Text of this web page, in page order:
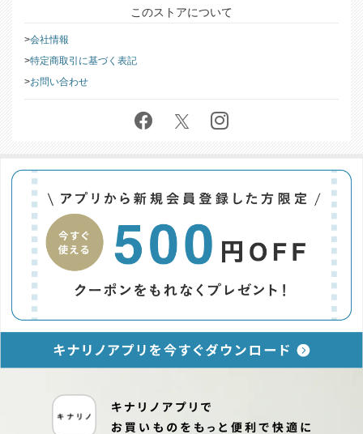
このストアについて
会社情報
特定商取引に基づく表記
お問い合わせ